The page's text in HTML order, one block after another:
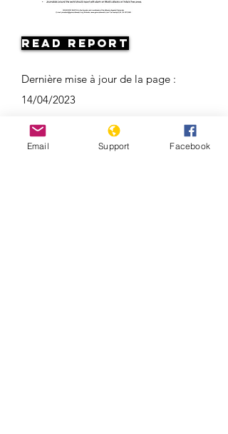
Read Report
Dernière mise à jour de la page :
14/04/2023
Email Support Facebook